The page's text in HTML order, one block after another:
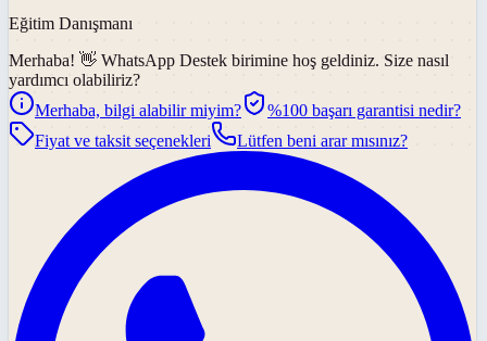
Eğitim Danışmanı
Merhaba! 👋 WhatsApp Destek birimine hoş geldiniz. Size nasıl
yardımcı olabiliriz?
Merhaba, bilgi alabilir miyim?
%100 başarı garantisi nedir?
Fiyat ve taksit seçenekleri
Lütfen beni arar mısınız?